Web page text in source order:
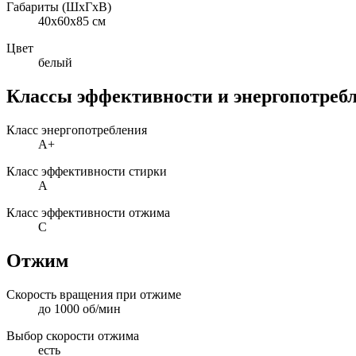
Габариты (ШxГxВ)
40x60x85 см
Цвет
белый
Классы эффективности и
Класс энергопотребления
A+
Класс эффективности стирки
A
Класс эффективности отжима
C
Отжим
Скорость вращения при отжиме
до 1000 об/мин
Выбор скорости отжима
есть